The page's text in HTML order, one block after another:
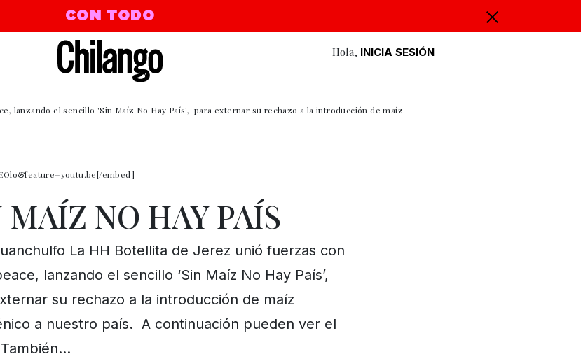
CON TODO
Hola, INICIA SESIÓN
lanzando el sencillo 'Sin Maíz No Hay País', para externar su rechazo a la introducción de maíz
embed]
MAÍZ NO HAY PAÍS
La HH Botellita de Jerez unió fuerzas con
lanzando el sencillo ‘Sin Maíz No Hay País’,
su rechazo a la introducción de maíz
a nuestro país. A continuación pueden ver el